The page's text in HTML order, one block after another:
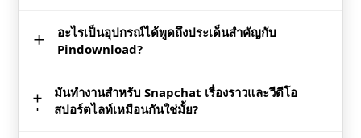
ของคลังภาพหรืออะไรแบบนั้นจริงเลยสักนิดครับ
ไม่! แค่ทำงานกับสาธารณะที่มีข้อมูลที่คุณสามารถอยู่แล้ว
มองเห็น ไม่สามารถเข้าใช้งานส่วนตัวเรื่องหรืออะไร–ซึ่งมัน
ทั้งหมดนั่น
อะไรเป็นอุปกรณ์ได้พูดถึงประเด็นสำคัญกับ
Pindownload?
ค่อนข้างมากทุกอย่าง–โทรศัพท์นอนตั้งแต่แท็บเล็ท,ฝ่ายไอที
เปิดดูคอมพิวเตอร์หรืออะไรก็ตาม ทำงานในของ
มันทำงานสำหรับ Snapchat เรื่องราวและวีดีโอ
สปอร์ตไลท์เหมือนกันใช่มั้ย?